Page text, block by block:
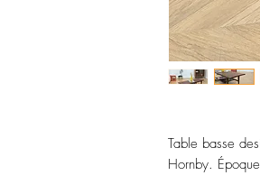
Table basse
Hornby.